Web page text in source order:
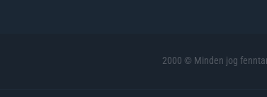
2000 © Minden jog